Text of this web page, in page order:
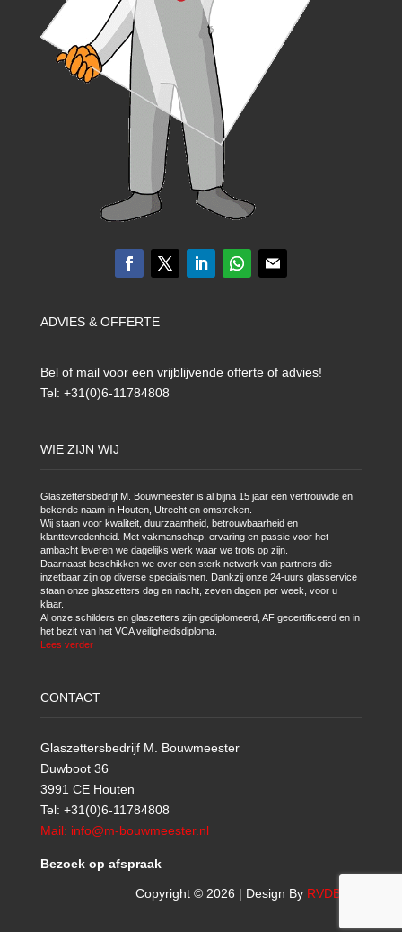
ADVIES & OFFERTE
Bel of mail voor een vrijblijvende offerte of advies!
Tel: +31(0)6-11784808
WIE ZIJN WIJ
Glaszettersbedrijf M. Bouwmeester is al bijna 15 jaar een vertrouwde en
bekende naam in Houten, Utrecht en omstreken.
Wij staan voor kwaliteit, duurzaamheid, betrouwbaarheid en
klanttevredenheid. Met vakmanschap, ervaring en passie voor het
ambacht leveren we dagelijks werk waar we trots op zijn.
Daarnaast beschikken we over een sterk netwerk van partners die
inzetbaar zijn op diverse specialismen. Dankzij onze 24-uurs glasservice
staan onze glaszetters dag en nacht, zeven dagen per week, voor u
klaar.
Al onze schilders en glaszetters zijn gediplomeerd, AF gecertificeerd en in
het bezit van het VCA veiligheidsdiploma.
Lees verder
CONTACT
Glaszettersbedrijf M. Bouwmeester
Duwboot 36
3991 CE Houten
Tel: +31(0)6-11784808
Mail: info@m-bouwmeester.nl
Bezoek op afspraak
Copyright © 2026 | Design By RVDBICT